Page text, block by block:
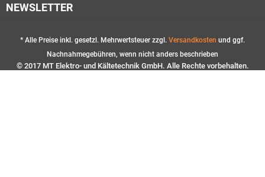
NEWSLETTER
* Alle Preise inkl. gesetzl. Mehrwertsteuer zzgl. Versandkosten und ggf.
Nachnahmegebühren, wenn nicht anders beschrieben
© 2017 MT Elektro- und Kältetechnik GmbH. Alle Rechte vorbehalten.